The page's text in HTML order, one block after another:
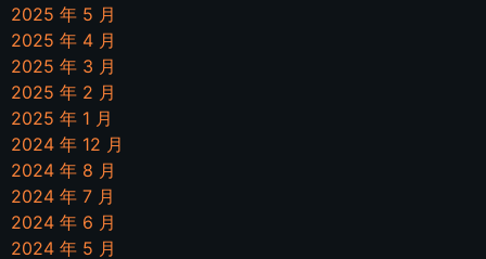
2025 年 5 月
2025 年 4 月
2025 年 3 月
2025 年 2 月
2025 年 1 月
2024 年 12 月
2024 年 8 月
2024 年 7 月
2024 年 6 月
2024 年 5 月